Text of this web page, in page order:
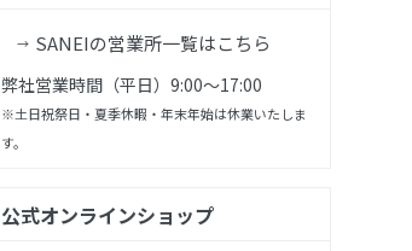
SANEIの営業所一覧はこちら
弊社営業時間（平日）9:00～17:00
※土日祝祭日・夏季休暇・年末年始は休業いたしま
す。
公式オンラインショップ